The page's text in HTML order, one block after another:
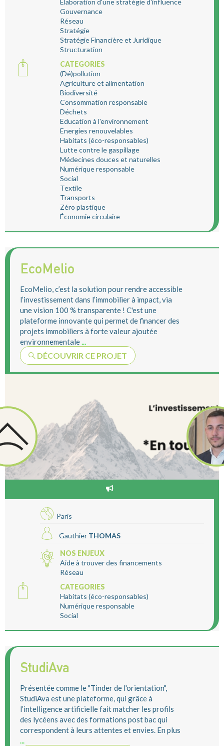
Elaboration d'une stratégie d'influence
Gouvernance
Réseau
Stratégie
Stratégie Financière et Juridique
Structuration
CATEGORIES
(Dé)pollution
Agriculture et alimentation
Biodiversité
Consommation responsable
Déchets
Education à l'environnement
Energies renouvelables
Habitats (éco-responsables)
Lutte contre le gaspillage
Médecines douces et naturelles
Numérique responsable
Social
Textile
Transports
Zéro plastique
Économie circulaire
EcoMelio
EcoMelio, c’est la solution pour rendre accessible
l’investissement dans l’immobilier à impact, via
une vision 100 % transparente ! C'est une
plateforme innovante qui permet de financer des
projets immobiliers à forte valeur ajoutée
environnementale...
DÉCOUVRIR CE PROJET
Paris
Gauthier THOMAS
NOS ENJEUX
Aide à trouver des financements
Réseau
CATEGORIES
Habitats (éco-responsables)
Numérique responsable
Social
StudiAva
Présentée comme le "Tinder de l'orientation",
StudiAva est une plateforme, qui grâce à
l’intelligence artificielle fait matcher les profils
des lycéens avec des formations post bac qui
correspondent à leurs attentes et envies. En plus
...